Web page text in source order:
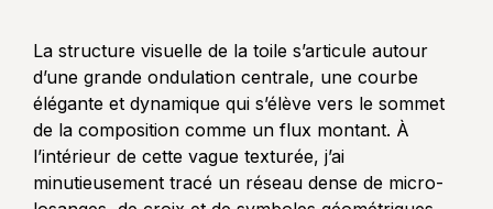
La structure visuelle de la toile s’articule autour
d’une grande ondulation centrale, une courbe
élégante et dynamique qui s’élève vers le sommet
de la composition comme un flux montant. À
l’intérieur de cette vague texturée, j’ai
minutieusement tracé un réseau dense de micro-